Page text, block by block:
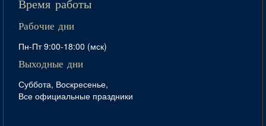
Время работы
Рабочие дни
Пн-Пт 9:00-18:00 (мск)
Выходные дни
Суббота, Воскресенье,
Все официальные праздники